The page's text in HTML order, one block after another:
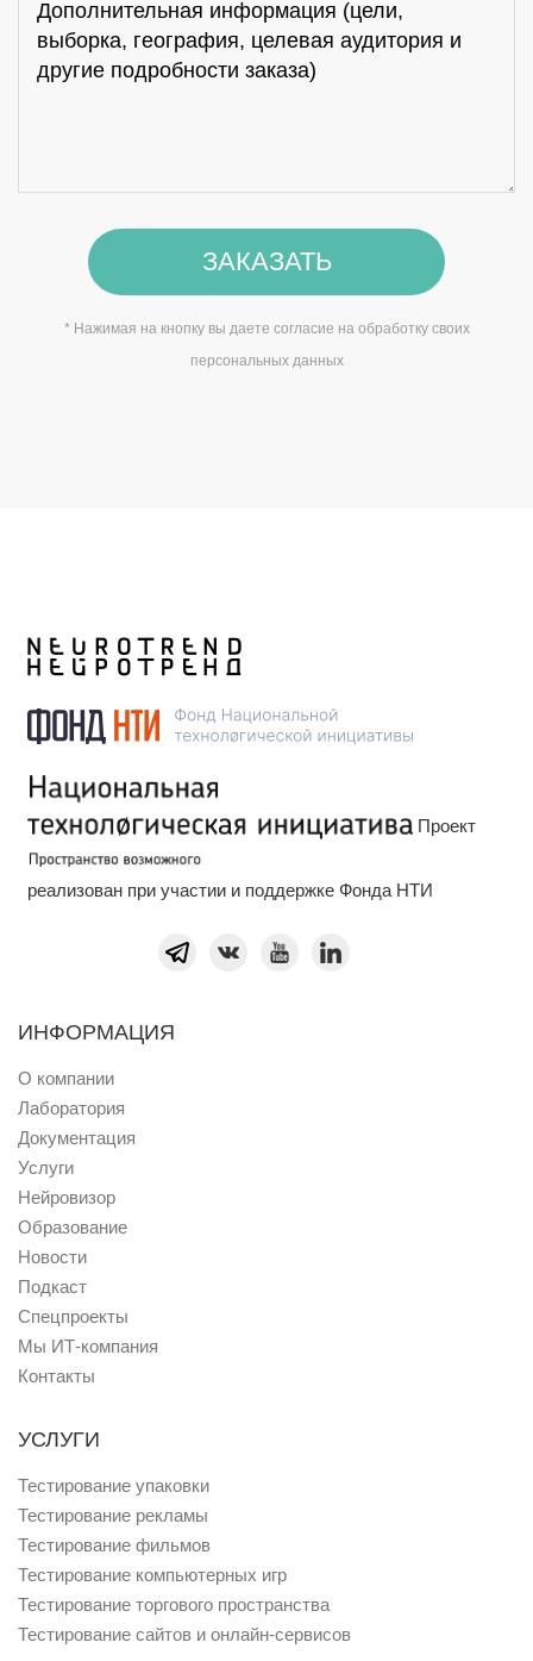
ЗАКАЗАТЬ
* Нажимая на кнопку вы даете согласие на обработку своих
персональных данных
Проект
реализован при участии и поддержке Фонда НТИ
ИНФОРМАЦИЯ
О компании
Лаборатория
Документация
Услуги
Нейровизор
Образование
Новости
Подкаст
Спецпроекты
Мы ИТ-компания
Контакты
УСЛУГИ
Тестирование упаковки
Тестирование рекламы
Тестирование фильмов
Тестирование компьютерных игр
Тестирование торгового пространства
Тестирование сайтов и онлайн-сервисов